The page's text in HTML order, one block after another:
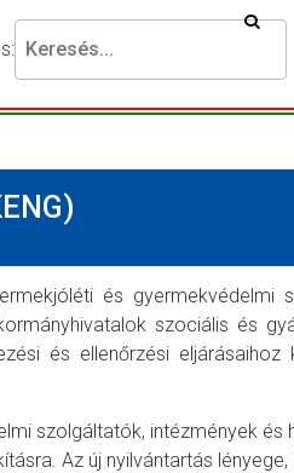
és gyermekvédelmi
szociális és
és ellenőrzési eljárásaihoz
szolgáltatók, intézmények és
Az új nyilvántartás lényege,